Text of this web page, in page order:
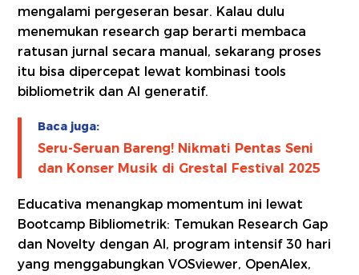
mengalami pergeseran besar. Kalau dulu
menemukan research gap berarti membaca
ratusan jurnal secara manual, sekarang proses
itu bisa dipercepat lewat kombinasi tools
bibliometrik dan AI generatif.
Baca juga:
Seru-Seruan Bareng! Nikmati Pentas Seni
dan Konser Musik di Grestal Festival 2025
Educativa menangkap momentum ini lewat
Bootcamp Bibliometrik: Temukan Research Gap
dan Novelty dengan AI, program intensif 30 hari
yang menggabungkan VOSviewer, OpenAlex,